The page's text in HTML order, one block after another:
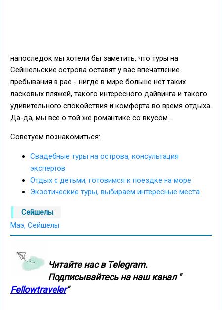
напоследок мы хотели бы заметить, что туры на
Сейшельские острова оставят у вас впечатление
пребывания в рае - нигде в мире больше нет таких
ласковых пляжей, такого интересного дайвинга и такого
удивительного спокойствия и комфорта во время отдыха.
Да-да, мы все о той же романтике со вкусом...
Советуем познакомиться:
Свадебные туры на острова, консультация
экспертов
Отдых с детьми, готовимся к поездке на море
Экзотические туры, выбираем интересные места
Сейшелы
Маэ, Сейшелы
Читайте нас в Тelegram.
Подписывайтесь на наш канал "
Fellowtraveler"